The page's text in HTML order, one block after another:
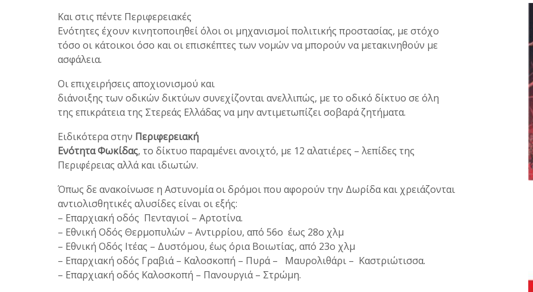
Και στις πέντε Περιφερειακές
Ενότητες έχουν κινητοποιηθεί όλοι οι μηχανισμοί πολιτικής προστασίας, με στόχο
τόσο οι κάτοικοι όσο και οι επισκέπτες των νομών να μπορούν να μετακινηθούν με
ασφάλεια.
Οι επιχειρήσεις αποχιονισμού και
διάνοιξης των οδικών δικτύων συνεχίζονται ανελλιπώς, με το οδικό δίκτυο σε όλη
της επικράτεια της Στερεάς Ελλάδας να μην αντιμετωπίζει σοβαρά ζητήματα.
Ειδικότερα στην Περιφερειακή
Ενότητα Φωκίδας, το δίκτυο παραμένει ανοιχτό, με 12 αλατιέρες – λεπίδες της
Περιφέρειας αλλά και ιδιωτών.
Όπως δε ανακοίνωσε η Αστυνομία οι δρόμοι που αφορούν την Δωρίδα και χρειάζονται
αντιολισθητικές αλυσίδες είναι οι εξής:
– Επαρχιακή οδός Πενταγιοί – Αρτοτίνα.
– Εθνική Οδός Θερμοπυλών – Αντιρρίου, από 56ο έως 28ο χλμ
– Εθνική Οδός Ιτέας – Δυστόμου, έως όρια Βοιωτίας, από 23ο χλμ
– Επαρχιακή οδός Γραβιά – Καλοσκοπή – Πυρά – Μαυρολιθάρι – Καστριώτισσα.
– Επαρχιακή οδός Καλοσκοπή – Πανουργιά – Στρώμη.